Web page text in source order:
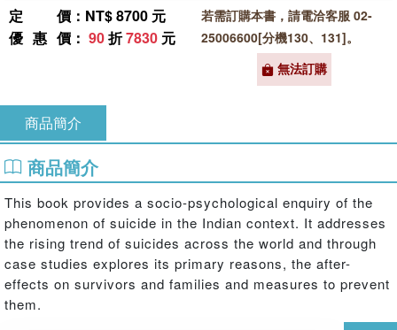
定價 ：NT$ 8700 元
優惠價 ： 90折7830 元
若需訂購本書，請電洽客服 02-
25006600[分機130、131]。
無法訂購
商品簡介
商品簡介
This book provides a socio-psychological enquiry of the
phenomenon of suicide in the Indian context. It addresses
the rising trend of suicides across the world and through
case studies explores its primary reasons, the after-
effects on survivors and families and measures to prevent
them.